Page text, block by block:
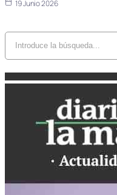
19 Junio 2026